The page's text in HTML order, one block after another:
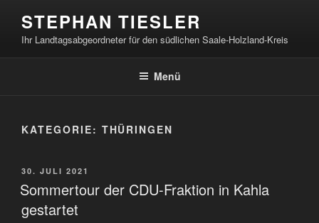
Inhalt
springen
STEPHAN TIESLER
Ihr Landtagsabgeordneter für den südlichen Saale-Holzland-Kreis
Menü
KATEGORIE: THÜRINGEN
VERÖFFENTLICHT
AM
30. JULI 2021
Sommertour der CDU-Fraktion in Kahla
gestartet